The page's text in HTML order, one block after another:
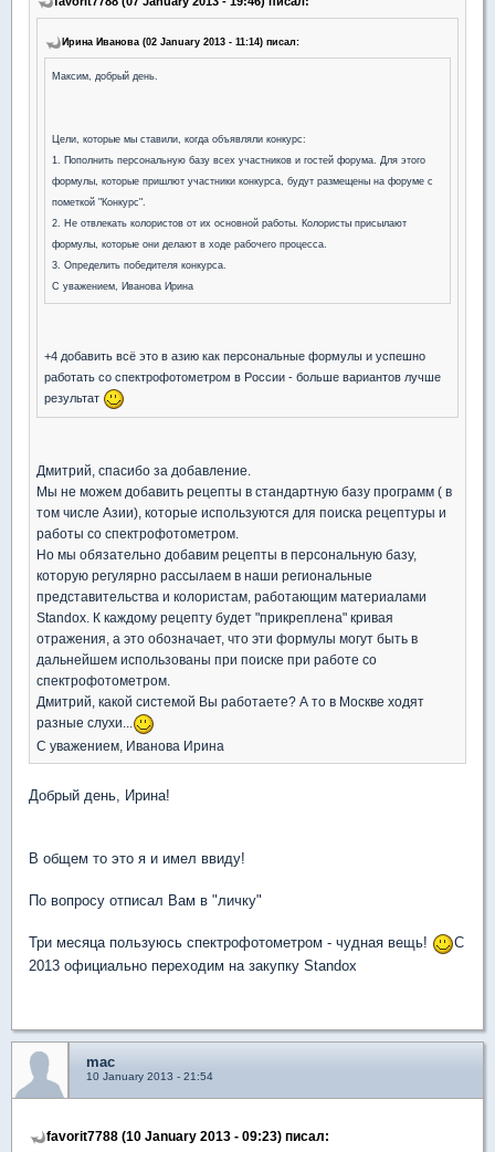
Ирина Иванова (02 January 2013 - 11:14) писал:
Максим, добрый день.
Цели, которые мы ставили, когда объявляли конкурс:
1. Пополнить персональную базу всех участников и гостей форума. Для этого
формулы, которые пришлют участники конкурса, будут размещены на форуме с
пометкой "Конкурс".
2. Не отвлекать колористов от их основной работы. Колористы присылают
формулы, которые они делают в ходе рабочего процесса.
3. Определить победителя конкурса.
С уважением, Иванова Ирина
+4 добавить всё это в азию как персональные формулы и успешно
работать со спектрофотометром в России - больше вариантов лучше
результат
Дмитрий, спасибо за добавление.
Мы не можем добавить рецепты в стандартную базу программ ( в
том числе Азии), которые используются для поиска рецептуры и
работы со спектрофотометром.
Но мы обязательно добавим рецепты в персональную базу,
которую регулярно рассылаем в наши региональные
представительства и колористам, работающим материалами
Standox. К каждому рецепту будет "прикреплена" кривая
отражения, а это обозначает, что эти формулы могут быть в
дальнейшем использованы при поиске при работе со
спектрофотометром.
Дмитрий, какой системой Вы работаете? А то в Москве ходят
разные слухи...
С уважением, Иванова Ирина
Добрый день, Ирина!
В общем то это я и имел ввиду!
По вопросу отписал Вам в "личку"
Три месяца пользуюсь спектрофотометром - чудная вещь!
С
2013 официально переходим на закупку Standox
mac
10 January 2013 - 21:54
favorit7788 (10 January 2013 - 09:23) писал: